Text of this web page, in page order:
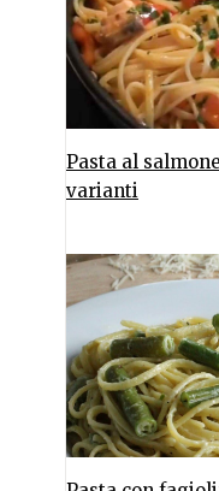
Pasta al
varianti